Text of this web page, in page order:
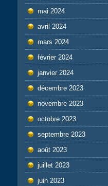
mai 2024
avril 2024
mars 2024
février 2024
janvier 2024
décembre 2023
novembre 2023
octobre 2023
septembre 2023
août 2023
juillet 2023
juin 2023